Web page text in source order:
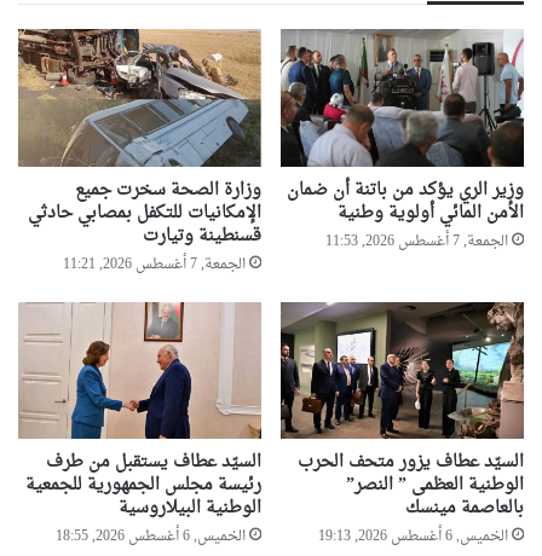
أ
ل
ع
ا
ب
ل
ت
ض
ن
ا
ل
ا
س
ل
ا
م
ي
ل
ف
ت
و
ى
ر
دّ
ع
ا
ل
ت
ص
ر
ي
ح
ا
ت
ا
وزير الري يؤكد من باتنة أن ضمان
الأمن المائي أولوية وطنية
الجمعة, 7 أغسطس 2026, 11:53
وزارة الصحة سخرت جميع
الإمكانيات للتكفل بمصابي حادثي
قسنطينة وتيارت
الجمعة, 7 أغسطس 2026, 11:21
السيّد عطاف يزور متحف الحرب
الوطنية العظمى ” النصر”
بالعاصمة مينسك
الخميس, 6 أغسطس 2026, 19:13
السيّد عطاف يستقبل من طرف
رئيسة مجلس الجمهورية للجمعية
الوطنية البيلاروسية
الخميس, 6 أغسطس 2026, 18:55